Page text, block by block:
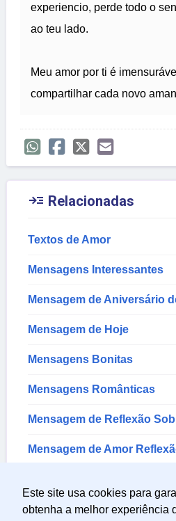
Este site usa cookies para
obtenha a melhor experiência
experiencio, perde todo o
ao teu lado.
Meu amor por ti é
compartilhar cada novo
 Relacionadas
Textos de Amor
Mensagens Interessantes
Mensagem de Aniversário
Mensagem de Hoje
Mensagens Bonitas
Mensagens Românticas
Mensagem de Reflexão
Mensagem de Amor
Mensagem Sobre a Vida